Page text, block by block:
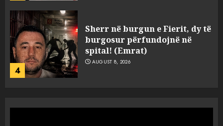
5
Tentoi të vriste me armë
zjarri një 38-vjeçar/ Kapet në
flagrancë autori i dyshuar në
Kavajë! (Emrat)